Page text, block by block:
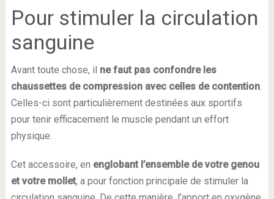
Pour stimuler la circulation
sanguine
Avant toute chose, il ne faut pas confondre les
chaussettes de compression avec celles de contention.
Celles-ci sont particulièrement destinées aux sportifs
pour tenir efficacement le muscle pendant un effort
physique.
Cet accessoire, en englobant l’ensemble de votre genou
et votre mollet, a pour fonction principale de stimuler la